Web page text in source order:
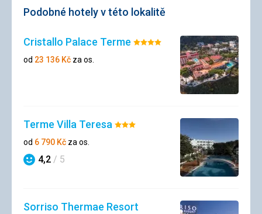
Podobné hotely v této lokalitě
Cristallo Palace Terme Hodnocení:
od 23 136 Kč za os.
Terme Villa Teresa Hodnocení:
od 6 790 Kč za os.
Hodnocení
4,2 / 5
Sorriso Thermae Resort